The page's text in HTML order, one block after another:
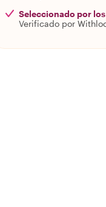
Seleccionado por
Verificado por